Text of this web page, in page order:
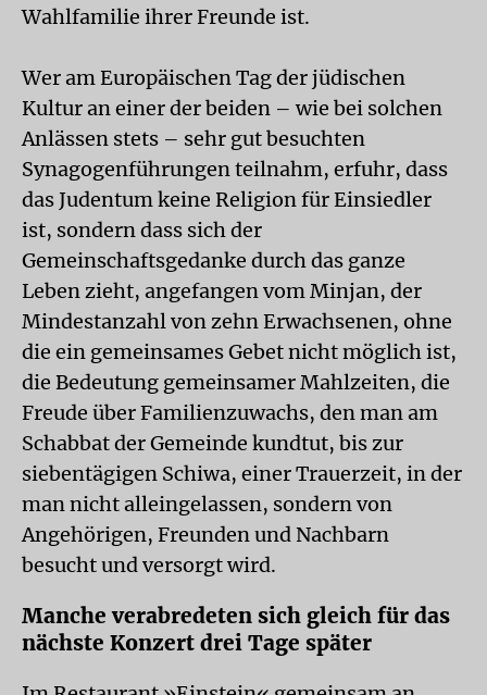
Wahlfamilie ihrer Freunde ist.
Wer am Europäischen Tag der jüdischen
Kultur an einer der beiden – wie bei solchen
Anlässen stets – sehr gut besuchten
Synagogenführungen teilnahm, erfuhr, dass
das Judentum keine Religion für Einsiedler
ist, sondern dass sich der
Gemeinschaftsgedanke durch das ganze
Leben zieht, angefangen vom Minjan, der
Mindestanzahl von zehn Erwachsenen, ohne
die ein gemeinsames Gebet nicht möglich ist,
die Bedeutung gemeinsamer Mahlzeiten, die
Freude über Familienzuwachs, den man am
Schabbat der Gemeinde kundtut, bis zur
siebentägigen Schiwa, einer Trauerzeit, in der
man nicht alleingelassen, sondern von
Angehörigen, Freunden und Nachbarn
besucht und versorgt wird.
Manche verabredeten sich gleich für das
nächste Konzert drei Tage später